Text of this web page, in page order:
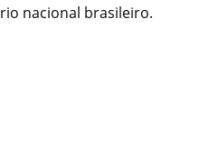
nacional brasileiro.